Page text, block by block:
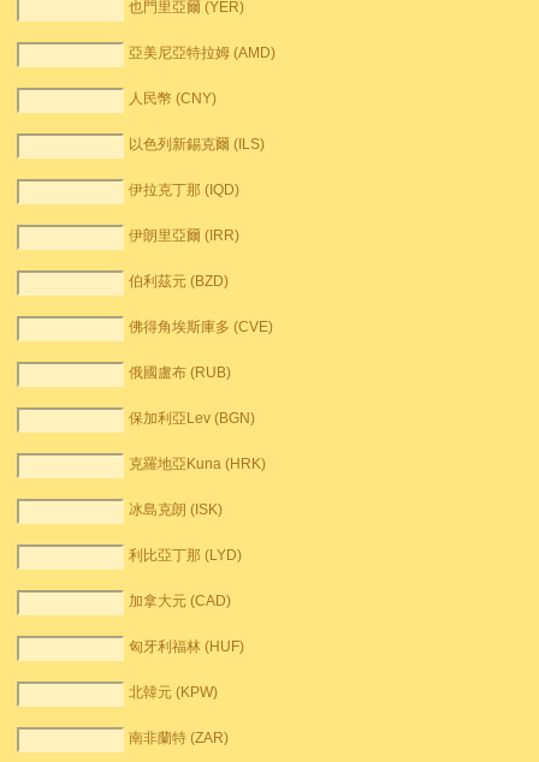
也門里亞爾 (YER)
亞美尼亞特拉姆 (AMD)
人民幣 (CNY)
以色列新錫克爾 (ILS)
伊拉克丁那 (IQD)
伊朗里亞爾 (IRR)
伯利茲元 (BZD)
佛得角埃斯庫多 (CVE)
俄國盧布 (RUB)
保加利亞Lev (BGN)
克羅地亞Kuna (HRK)
冰島克朗 (ISK)
利比亞丁那 (LYD)
加拿大元 (CAD)
匈牙利福林 (HUF)
北韓元 (KPW)
南非蘭特 (ZAR)